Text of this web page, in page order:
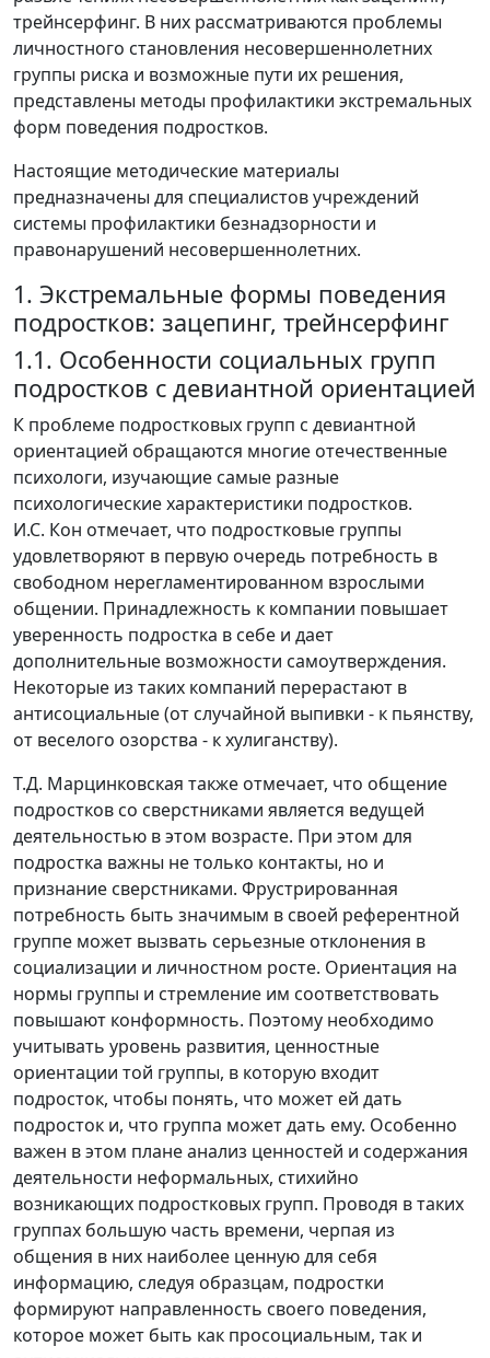
трейнсерфинг. В них рассматриваются проблемы
личностного становления несовершеннолетних
группы риска и возможные пути их решения,
представлены методы профилактики экстремальных
форм поведения подростков.
Настоящие методические материалы
предназначены для специалистов учреждений
системы профилактики безнадзорности и
правонарушений несовершеннолетних.
1. Экстремальные формы поведения
подростков: зацепинг, трейнсерфинг
1.1. Особенности социальных групп
подростков с девиантной ориентацией
К проблеме подростковых групп с девиантной
ориентацией обращаются многие отечественные
психологи, изучающие самые разные
психологические характеристики подростков.
И.С. Кон отмечает, что подростковые группы
удовлетворяют в первую очередь потребность в
свободном нерегламентированном взрослыми
общении. Принадлежность к компании повышает
уверенность подростка в себе и дает
дополнительные возможности самоутверждения.
Некоторые из таких компаний перерастают в
антисоциальные (от случайной выпивки - к пьянству,
от веселого озорства - к хулиганству).
Т.Д. Марцинковская также отмечает, что общение
подростков со сверстниками является ведущей
деятельностью в этом возрасте. При этом для
подростка важны не только контакты, но и
признание сверстниками. Фрустрированная
потребность быть значимым в своей референтной
группе может вызвать серьезные отклонения в
социализации и личностном росте. Ориентация на
нормы группы и стремление им соответствовать
повышают конформность. Поэтому необходимо
учитывать уровень развития, ценностные
ориентации той группы, в которую входит
подросток, чтобы понять, что может ей дать
подросток и, что группа может дать ему. Особенно
важен в этом плане анализ ценностей и содержания
деятельности неформальных, стихийно
возникающих подростковых групп. Проводя в таких
группах большую часть времени, черпая из
общения в них наиболее ценную для себя
информацию, следуя образцам, подростки
формируют направленность своего поведения,
которое может быть как просоциальным, так и